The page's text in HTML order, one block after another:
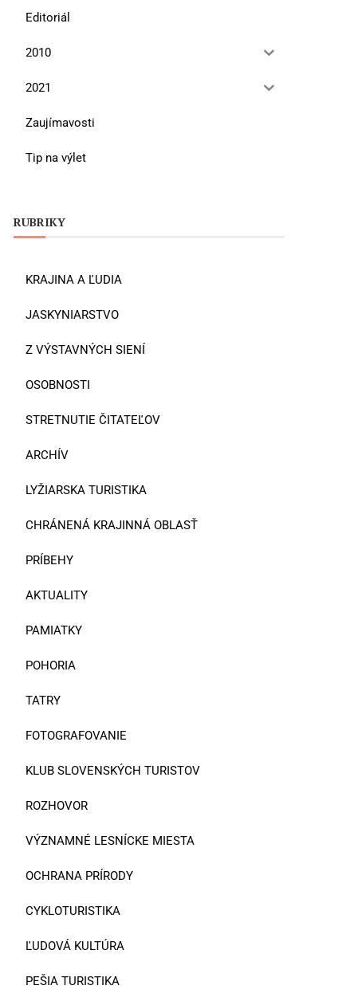
Editoriál
2010
2021
Zaujímavosti
Tip na výlet
RUBRIKY
KRAJINA A ĽUDIA
JASKYNIARSTVO
Z VÝSTAVNÝCH SIENÍ
OSOBNOSTI
STRETNUTIE ČITATEĽOV
ARCHÍV
LYŽIARSKA TURISTIKA
CHRÁNENÁ KRAJINNÁ OBLASŤ
PRÍBEHY
AKTUALITY
PAMIATKY
POHORIA
TATRY
FOTOGRAFOVANIE
KLUB SLOVENSKÝCH TURISTOV
ROZHOVOR
VÝZNAMNÉ LESNÍCKE MIESTA
OCHRANA PRÍRODY
CYKLOTURISTIKA
ĽUDOVÁ KULTÚRA
PEŠIA TURISTIKA